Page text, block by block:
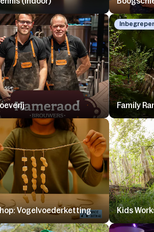
Family
Vogelvoederketting Kids